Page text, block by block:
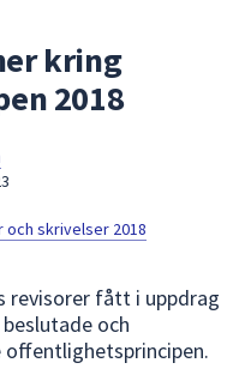
sökfältet
kommer
sökförslag
fältet.
för
att
navigera
kring
2018
skrivelser 2018
revisorer fått i uppdrag
och